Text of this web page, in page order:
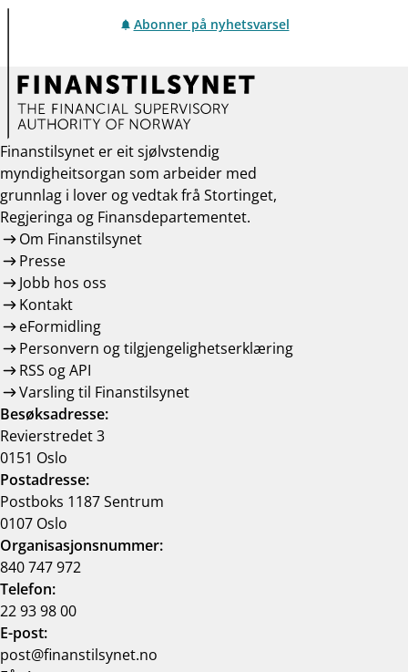
Abonner på nyhetsvarsel
Finanstilsynet er eit sjølvstendig
myndigheitsorgan som arbeider med
grunnlag i lover og vedtak frå Stortinget,
Regjeringa og Finansdepartementet.
Om Finanstilsynet
Presse
Jobb hos oss
Kontakt
eFormidling
Personvern og tilgjengelighetserklæring
RSS og API
Varsling til Finanstilsynet
Besøksadresse:
Revierstredet 3
0151 Oslo
Postadresse:
Postboks 1187 Sentrum
0107 Oslo
Organisasjonsnummer:
840 747 972
Telefon:
22 93 98 00
E-post:
post@finanstilsynet.no